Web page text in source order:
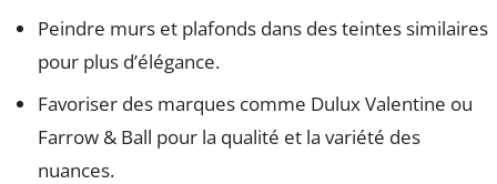
Peindre murs et plafonds dans des teintes similaires
pour plus d’élégance.
Favoriser des marques comme Dulux Valentine ou
Farrow & Ball pour la qualité et la variété des
nuances.